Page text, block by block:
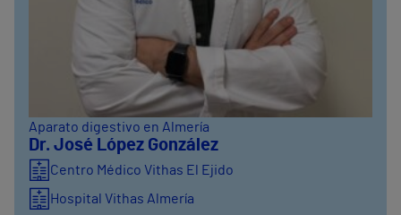
Aparato digestivo en Almería
Dr. José López González
Centro Médico Vithas El Ejido
Hospital Vithas Almería